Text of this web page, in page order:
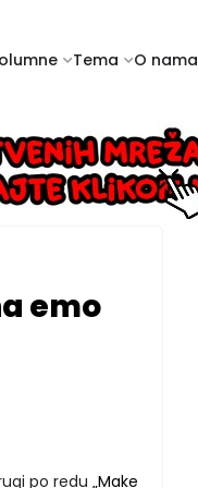
Tema O nama
emo
po redu „Make